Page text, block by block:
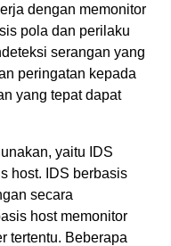
dengan memonitor
pola dan perilaku
serangan yang
peringatan kepada
yang tepat dapat
yaitu IDS
host. IDS berbasis
secara
host memonitor
tertentu. Beberapa